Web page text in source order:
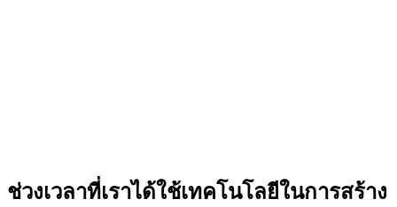
ช่วงเวลาที่เราได้ใช้เทคโนโลยีในการสร้าง